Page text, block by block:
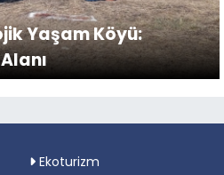
Yaşam Köyü:
Ekoturizm